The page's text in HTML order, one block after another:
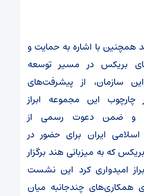
همچنین با اشاره به حمایت و
بریکس در مسیر توسعه
سازمان، از پیشرفت‌های
این مجموعه ابراز
و ضمن دعوت رسمی از
ایران برای حضور در
که به میزبانی هند برگزار
امیدواری کرد این نشست
همکاری‌های چندجانبه میان